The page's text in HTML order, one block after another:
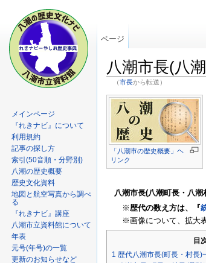
八潮市長(八
（市長から転送）
「八潮市の歴史概要」ヘ
リンク
八潮市長(八潮町長・八潮
※歴代の数え方は、『
※画像について、拡大
目
1 歴代八潮市長(町長・村長)
ページ
メインページ
『れきナビ』について
利用規約
記事の探し方
索引(50音順・分野別)
八潮の歴史概要
歴史文化資料
地図と航空写真から調べ
る
『れきナビ』講座
八潮市立資料館について
年表
元号(年号)の一覧
更新のお知らせなど